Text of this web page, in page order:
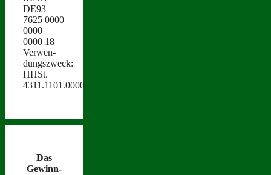
DE93
7625 0000
0000
0000 18
Ver­wen­
dungszweck:
HHSt.
4311.1101.0000
Das
Gewinn­